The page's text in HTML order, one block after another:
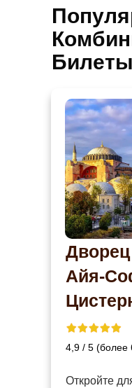
Билеты
Айя-
4,9 / 5 (более
Откройте